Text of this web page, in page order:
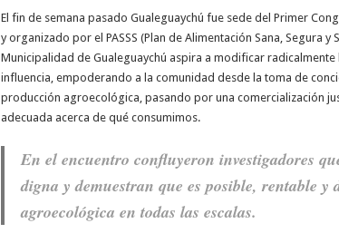
El fin de semana pasado Gualeguaychú fue sede del Primer
y organizado por el PASSS (Plan de Alimentación Sana, Segura
Municipalidad de Gualeguaychú aspira a modificar
influencia, empoderando a la comunidad desde la toma de
producción agroecológica, pasando por una comercialización
adecuada acerca de qué consumimos.
En el encuentro confluyeron investigadores
digna y demuestran que es posible, rentable y
agroecológica en todas las escalas.